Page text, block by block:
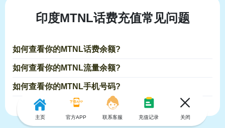
印度MTNL话费充值常见问题
如何查看你的MTNL话费余额?
如何查看你的MTNL流量余额?
如何查看你的MTNL手机号码?
主页 官方APP 联系客服 充值记录 关闭